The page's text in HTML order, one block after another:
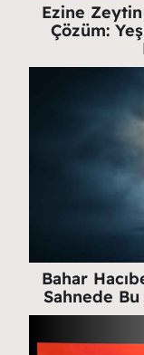
Ezine
Çözüm:
Bahar
Sahnede Bu